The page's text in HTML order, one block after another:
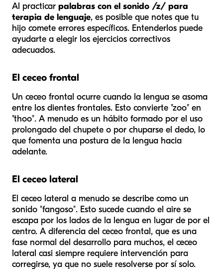
Al practicar palabras con el sonido /z/ para
terapia de lenguaje, es posible que notes que tu
hijo comete errores específicos. Entenderlos puede
ayudarte a elegir los ejercicios correctivos
adecuados.
El ceceo frontal
Un ceceo frontal ocurre cuando la lengua se asoma
entre los dientes frontales. Esto convierte "zoo" en
"thoo". A menudo es un hábito formado por el uso
prolongado del chupete o por chuparse el dedo, lo
que fomenta una postura de la lengua hacia
adelante.
El ceceo lateral
El ceceo lateral a menudo se describe como un
sonido "fangoso". Esto sucede cuando el aire se
escapa por los lados de la lengua en lugar de por el
centro. A diferencia del ceceo frontal, que es una
fase normal del desarrollo para muchos, el ceceo
lateral casi siempre requiere intervención para
corregirse, ya que no suele resolverse por sí solo.